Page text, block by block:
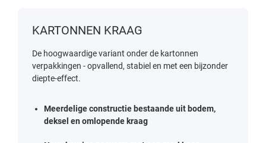
KARTONNEN KRAAG
De hoogwaardige variant onder de kartonnen
verpakkingen - opvallend, stabiel en met een bijzonder
diepte-effect.
Meerdelige constructie bestaande uit bodem,
deksel en omlopende kraag